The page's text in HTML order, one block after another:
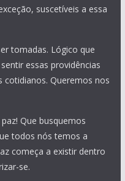
suscetíveis a essa
tomadas. Lógico que
essas providências
cotidianos. Queremos nos
Que busquemos
todos nós temos a
começa a existir dentro
se.